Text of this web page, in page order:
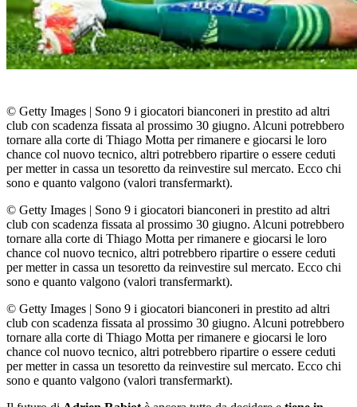
© Getty Images | Sono 9 i giocatori bianconeri in prestito ad altri
club con scadenza fissata al prossimo 30 giugno. Alcuni potrebbero
tornare alla corte di Thiago Motta per rimanere e giocarsi le loro
chance col nuovo tecnico, altri potrebbero ripartire o essere ceduti
per metter in cassa un tesoretto da reinvestire sul mercato. Ecco chi
sono e quanto valgono (valori transfermarkt).
© Getty Images | Sono 9 i giocatori bianconeri in prestito ad altri
club con scadenza fissata al prossimo 30 giugno. Alcuni potrebbero
tornare alla corte di Thiago Motta per rimanere e giocarsi le loro
chance col nuovo tecnico, altri potrebbero ripartire o essere ceduti
per metter in cassa un tesoretto da reinvestire sul mercato. Ecco chi
sono e quanto valgono (valori transfermarkt).
© Getty Images | Sono 9 i giocatori bianconeri in prestito ad altri
club con scadenza fissata al prossimo 30 giugno. Alcuni potrebbero
tornare alla corte di Thiago Motta per rimanere e giocarsi le loro
chance col nuovo tecnico, altri potrebbero ripartire o essere ceduti
per metter in cassa un tesoretto da reinvestire sul mercato. Ecco chi
sono e quanto valgono (valori transfermarkt).